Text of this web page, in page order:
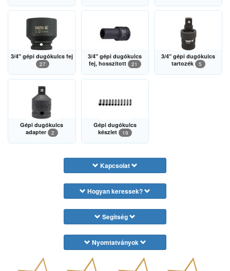
3/4" gépi dugókulcs fej
27
3/4" gépi dugókulcs
fej, hosszított
21
3/4" gépi dugókulcs
tartozék
5
Gépi dugókulcs
adapter
2
Gépi dugókulcs
készlet
19
Kapcsolat
Hogyan keressek?
Segítség
Nyomtatványok